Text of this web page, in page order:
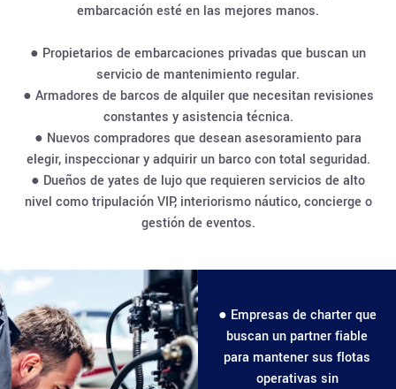
embarcación esté en las mejores manos.
● Propietarios de embarcaciones privadas que buscan un
servicio de mantenimiento regular.
● Armadores de barcos de alquiler que necesitan revisiones
constantes y asistencia técnica.
● Nuevos compradores que desean asesoramiento para
elegir, inspeccionar y adquirir un barco con total seguridad.
● Dueños de yates de lujo que requieren servicios de alto
nivel como tripulación VIP, interiorismo náutico, concierge o
gestión de eventos.
● Empresas de charter que
buscan un partner fiable
para mantener sus flotas
operativas sin